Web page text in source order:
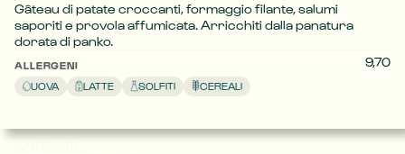
Gâteau di patate croccanti, formaggio filante, salumi
saporiti e provola affumicata. Arricchiti dalla panatura
dorata di panko.
ALLERGENI
UOVA
LATTE SOLFITI CEREALI
9,70